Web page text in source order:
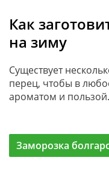
Как
на зиму
Существует
перец, чтобы в
ароматом и пользой.
Заморозка